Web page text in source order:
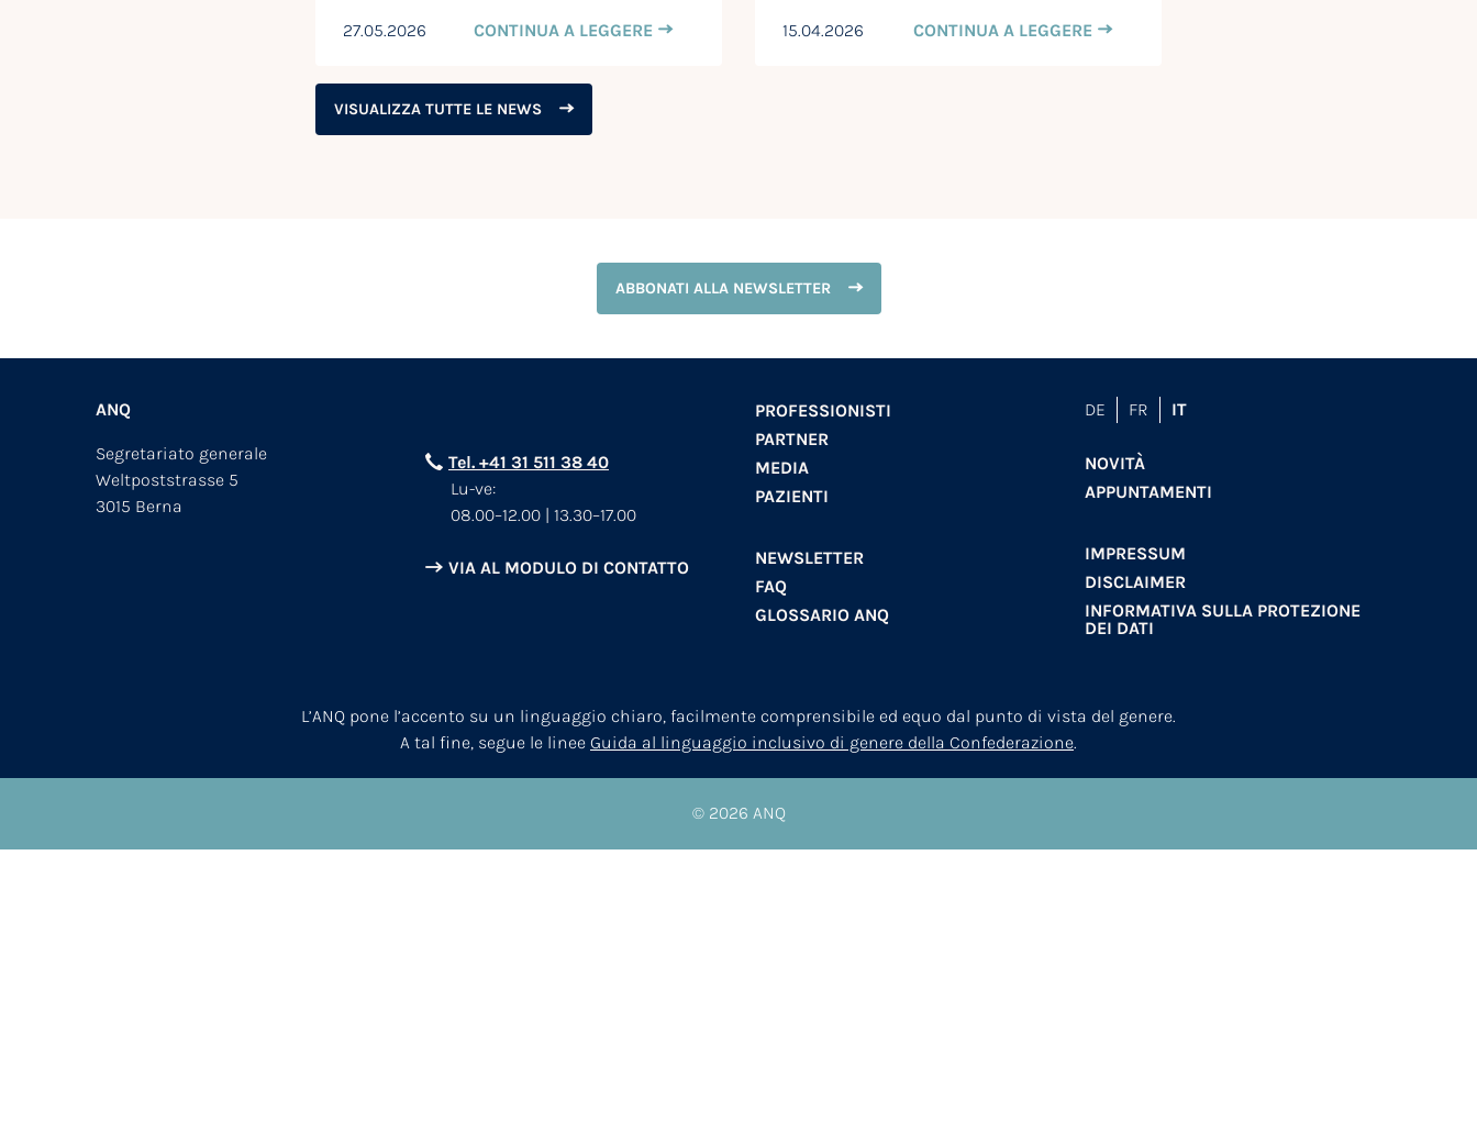
27.05.2026 CONTINUA A LEGGERE
15.04.2026
CONTINUA A LEGGERE
VISUALIZZA TUTTE LE NEWS
ABBONATI ALLA NEWSLETTER
ANQ
Segretariato generale
Weltpoststrasse 5
3015 Berna
Tel. +41 31 511 38 40
Lu-ve:
08.00–12.00 | 13.30–17.00
VIA AL MODULO DI CONTATTO
PROFESSIONISTI
PARTNER
MEDIA
PAZIENTI
NEWSLETTER
FAQ
GLOSSARIO ANQ
DE FR IT
NOVITÀ
APPUNTAMENTI
IMPRESSUM
DISCLAIMER
INFORMATIVA SULLA PROTEZIONE
DEI DATI
L’ANQ pone l’accento su un linguaggio chiaro, facilmente comprensibile ed equo dal punto di vista del genere.
A tal fine, segue le linee Guida al linguaggio inclusivo di genere della Confederazione.
© 2026 ANQ